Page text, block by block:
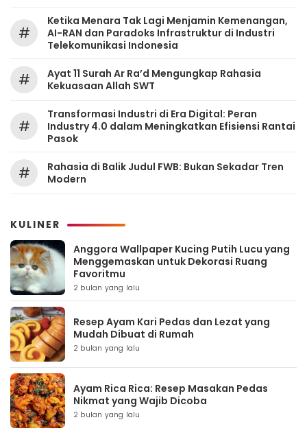
#
Ketika Menara Tak Lagi Menjamin Kemenangan,
AI-RAN dan Paradoks Infrastruktur di Industri
Telekomunikasi Indonesia
#
Ayat 11 Surah Ar Ra’d Mengungkap Rahasia
Kekuasaan Allah SWT
#
Transformasi Industri di Era Digital: Peran
Industry 4.0 dalam Meningkatkan Efisiensi Rantai
Pasok
#
Rahasia di Balik Judul FWB: Bukan Sekadar Tren
Modern
KULINER
Anggora Wallpaper Kucing Putih Lucu yang
Menggemaskan untuk Dekorasi Ruang
Favoritmu
2 bulan yang lalu
Resep Ayam Kari Pedas dan Lezat yang
Mudah Dibuat di Rumah
2 bulan yang lalu
Ayam Rica Rica: Resep Masakan Pedas
Nikmat yang Wajib Dicoba
2 bulan yang lalu